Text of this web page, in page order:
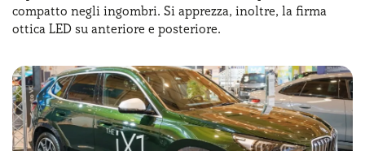
compatto negli ingombri. Si apprezza, inoltre, la firma
ottica LED su anteriore e posteriore.